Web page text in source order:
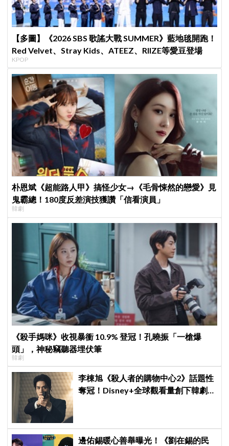
【多圖】《2026 SBS 歌謠大戰 SUMMER》藍地毯開跑！
Red Velvet、Stray Kids、ATEEZ、RIIZE等愛豆登場
KPOP
朴恩斌《超能路人甲》搞怪少女→《毛骨悚然的戀愛》見
鬼霸總！180度反差演技獲讚「信看演員」
韓劇
《殺手媽咪》收視暴衝 10.9% 登冠！孔曉振「一槍爆
頭」，神秘竊聽器埋伏筆
韓劇
李棟旭《殺人者的購物中心2》話題性
奪冠！Disney+全球觀看量創下韓劇新
邊佑錫暖心善舉曝光！《劉在錫的民